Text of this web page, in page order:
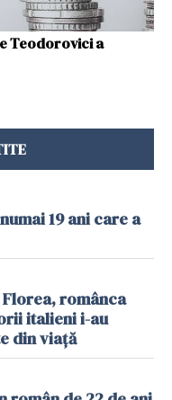
Teodorovici a
19 ani care a
românca
italieni i-au
din viață